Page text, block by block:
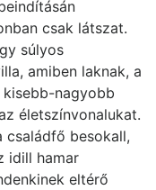
csak látszat.
súlyos
amiben laknak, a
nagyobb
életszínvonalukat.
családfő besokall,
idill hamar
eltérő